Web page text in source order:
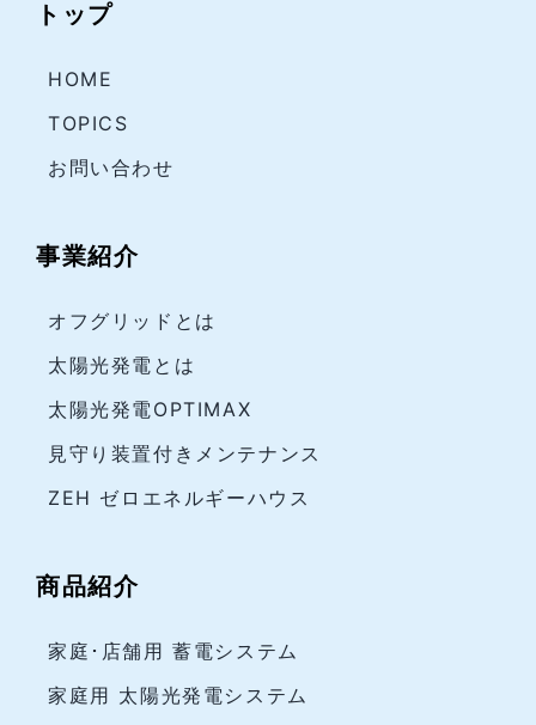
トップ
HOME
TOPICS
お問い合わせ
事業紹介
オフグリッドとは
太陽光発電とは
太陽光発電OPTIMAX
見守り装置付きメンテナンス
ZEH ゼロエネルギーハウス
商品紹介
家庭･店舗用 蓄電システム
家庭用 太陽光発電システム